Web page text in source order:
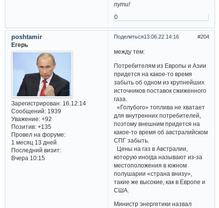
пути!
0
Поделиться 204
13.06.22 14:16
poshtamir
Егерь
Зарегистрирован: 16.12.14
Сообщений:1939
Уважение: +92
Позитив: +135
Провел на форуме:
1 месяц 13 дней
Последний визит:
Вчера 10:15
между тем:
Потребителям из Европы и Азии
придется на какое-то время
забыть об одном из крупнейших
источников поставок сжиженного
газа.
«Голубого» топлива не хватает
для внутренних потребителей,
поэтому внешним придется на
какое-то время об австралийском
СПГ забыть.
Цены на газ в Австралии,
которую иногда называют из-за
местоположения в южном
полушарии «страна внизу»,
такие же высокие, как в Европе и
США.
Министр энергетики назвал